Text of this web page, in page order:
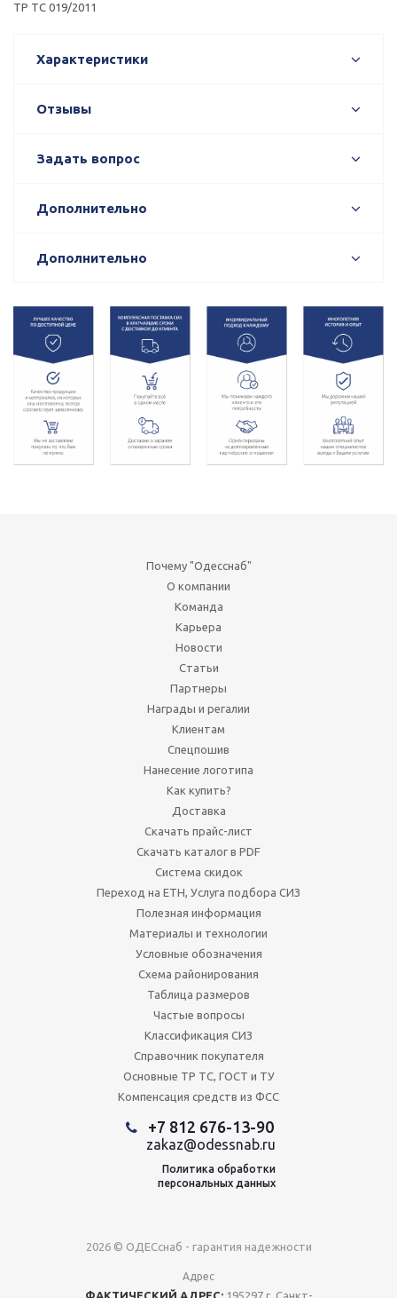
ТР ТС 019/2011
Характеристики
Отзывы
Задать вопрос
Дополнительно
Дополнительно
Почему "Одесснаб"
О компании
Команда
Карьера
Новости
Статьи
Партнеры
Награды и регалии
Клиентам
Спецпошив
Нанесение логотипа
Как купить?
Доставка
Скачать прайс-лист
Скачать каталог в PDF
Система скидок
Переход на ЕТН, Услуга подбора СИЗ
Полезная информация
Материалы и технологии
Условные обозначения
Схема районирования
Таблица размеров
Частые вопросы
Классификация СИЗ
Справочник покупателя
Основные ТР ТС, ГОСТ и ТУ
Компенсация средств из ФСС
+7 812 676-13-90
zakaz@odessnab.ru
Политика обработки
персональных данных
2026 © ОДЕСснаб - гарантия надежности
Адрес
ФАКТИЧЕСКИЙ АДРЕС:195297 г. Санкт-